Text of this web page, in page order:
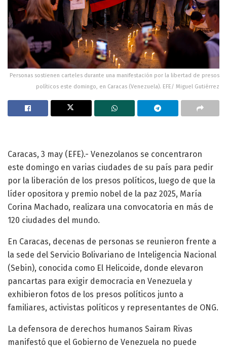
Personas sostienen carteles durante una manifestación por la libertad de presos
políticos este domingo, en Caracas (Venezuela). EFE/ Miguel Gutiérrez
Caracas, 3 may (EFE).- Venezolanos se concentraron
este domingo en varias ciudades de su país para pedir
por la liberación de los presos políticos, luego de que la
líder opositora y premio nobel de la paz 2025, María
Corina Machado, realizara una convocatoria en más de
120 ciudades del mundo.
En Caracas, decenas de personas se reunieron frente a
la sede del Servicio Bolivariano de Inteligencia Nacional
(Sebin), conocida como El Helicoide, donde elevaron
pancartas para exigir democracia en Venezuela y
exhibieron fotos de los presos políticos junto a
familiares, activistas políticos y representantes de ONG.
La defensora de derechos humanos Sairam Rivas
manifestó que el Gobierno de Venezuela no puede